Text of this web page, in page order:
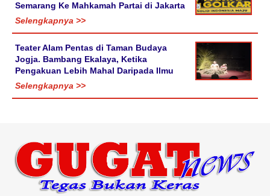
Semarang Ke Mahkamah Partai di Jakarta
Selengkapnya >>
Teater Alam Pentas di Taman Budaya
Jogja. Bambang Ekalaya, Ketika
Pengakuan Lebih Mahal Daripada Ilmu
Selengkapnya >>